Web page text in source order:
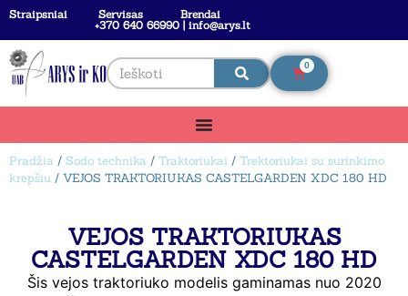
Straipsniai Servisas
Brendai
+370 640 66990 | info@arys.lt
0
Pradžia / Sodo technika / Traktoriukai / Trektoriukai su surinkimo
krepšiu / VEJOS TRAKTORIUKAS CASTELGARDEN XDC 180 HD
VEJOS TRAKTORIUKAS
CASTELGARDEN XDC 180 HD
Šis vejos traktoriuko modelis gaminamas nuo 2020